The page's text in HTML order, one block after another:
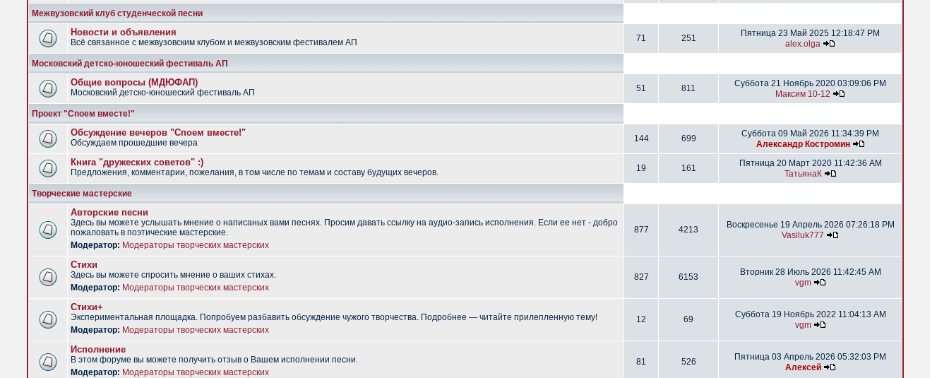
Межвузовский клуб студенческой песни
Новости и объявления
Всё связанное с межвузовским клубом и межвузовским фестивалем АП 71 251
Пятница 23 Май 2025 12:18:47 PM
alex.olga
Московский детско-юношеский фестиваль АП
Общие вопросы (МДЮФАП)
Московский детско-юношеский фестиваль АП 51 811
Суббота 21 Ноябрь 2020 03:09:06 PM
Максим 10-12
Проект "Споем вместе!"
Обсуждение вечеров "Споем вместе!"
Обсуждаем прошедшие вечера 144 699
Суббота 09 Май 2026 11:34:39 PM
Александр Костромин
Книга "дружеских советов" :)
Предложения, комментарии, пожелания, в том числе по темам и составу будущих вечеров. 19 161
Пятница 20 Март 2020 11:42:36 AM
ТатьянаК
Творческие мастерские
Авторские песни
Здесь вы можете услышать мнение о написаных вами песнях. Просим давать ссылку на аудио-запись исполнения. Если ее нет - добро
пожаловать в поэтические мастерские.
Модератор: Модераторы творческих мастерских
877 4213
Воскресенье 19 Апрель 2026 07:26:18 PM
Vasiluk777
Стихи
Здесь вы можете спросить мнение о ваших стихах.
Модератор: Модераторы творческих мастерских
827 6153
Вторник 28 Июль 2026 11:42:45 AM
vgm
Стихи+
Экспериментальная площадка. Попробуем разбавить обсуждение чужого творчества. Подробнее — читайте прилепленную тему!
Модератор: Модераторы творческих мастерских
12 69
Суббота 19 Ноябрь 2022 11:04:13 AM
vgm
Исполнение
В этом форуме вы можете получить отзыв о Вашем исполнении песни.
Модератор: Модераторы творческих мастерских
81 526
Пятница 03 Апрель 2026 05:32:03 PM
Алексей